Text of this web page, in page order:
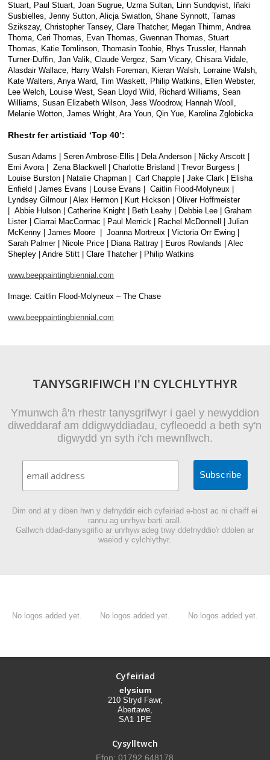
Stuart, Paul Stuart, Joan Sugrue, Uzma Sultan, Linn Sundqvist, Iñaki
Susbielles, Jenny Sutton, Alicja Swiatlon, Shane Synnott, Tamas
Szikszay, Christopher Tansey, Clare Thatcher, Megan Thimm, Andrea
Thoma, Ceri Thomas, Evan Thomas, Gwennan Thomas, Stuart
Thomas, Katie Tomlinson, Thomasin Toohie, Rhys Trussler, Hannah
Turner-Duffin, Jan Valik, Claude Vergez, Sam Vicary, Chisara Vidale,
Alasdair Wallace, Harry Walsh Foreman, Kieran Walsh, Lorraine Walsh,
Kate Walters, Anya Ward, Tim Waskett, Philip Watkins, Ellen Webster,
Lee Welch, Louise West, Sean Lloyd Wild, Richard Williams, Sean
Williams, Susan Elizabeth Wilson, Jess Woodrow, Hannah Wooll,
Melanie Wotton, James Wright, Ara Youn, Qin Yue, Karolina Zglobicka
Rhestr fer artistiaid ‘Top 40’:
Susan Adams | Seren Ambrose-Ellis | Dela Anderson | Nicky Arscott |
Emi Avora | Zena Blackwell | Charlotte Brisland | Trevor Burgess |
Louise Burston | Natalie Chapman | Carl Chapple | Jake Clark | Elisha
Enfield | James Evans | Louise Evans | Caitlin Flood-Molyneux |
Lyndsey Gilmour | Alex Hermon | Kurt Hickson | Oliver Hoffmeister
| Abbie Hulson | Catherine Knight | Beth Leahy | Debbie Lee | Graham
Lister | Ciarrai MacCormac | Paul Merrick | Rachel McDonnell | Julian
McKenny | James Moore | Joanna Mortreux | Victoria Orr Ewing |
Sarah Palmer | Nicole Price | Diana Rattray | Euros Rowlands | Alec
Shepley | Andre Stitt | Clare Thatcher | Philip Watkins
www.beeppaintingbiennial.com
Image: Caitlin Flood-Molyneux – The Chase
www.beeppaintingbiennial.com
TANYSGRIFIWCH I'N CYLCHLYTHYR
Ymunwch â'n rhestr tanysgrifwyr i gael y newyddion
diweddaraf am ddigwyddiadau, cyfleoedd a beth sy'n
digwydd yn syth i'ch mewnflwch.
Dim ond at y diben hwn y defnyddir eich cyfeiriad e-bost ac ni chaiff ei
rannu ag unrhyw barti arall.
Gallwch ddad-danysgrifio ar unrhyw adeg trwy ddefnyddio'r ddolen ar
waelod y cylchlythyr.
No logos added yet. No logos added yet. No logos added yet.
Cyfeiriad
elysium
210 Stryd Fawr,
Abertawe,
SA1 1PE
Cysylltwch
Ffon: 01792 648178